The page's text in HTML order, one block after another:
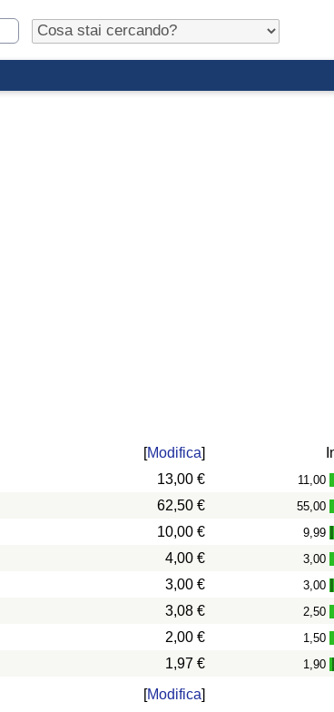
[Modifica]
13,00 € 11,00
62,50 € 55,00
10,00 € 9,99
4,00 € 3,00
3,00 € 3,00
3,08 € 2,50
2,00 € 1,50
1,97 € 1,90
[Modifica]